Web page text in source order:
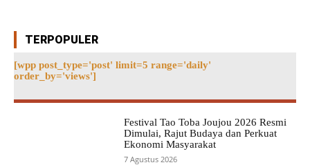
TERPOPULER
[wpp post_type='post' limit=5 range='daily'
order_by='views']
Festival Tao Toba Joujou 2026 Resmi
Dimulai, Rajut Budaya dan Perkuat
Ekonomi Masyarakat
7 Agustus 2026